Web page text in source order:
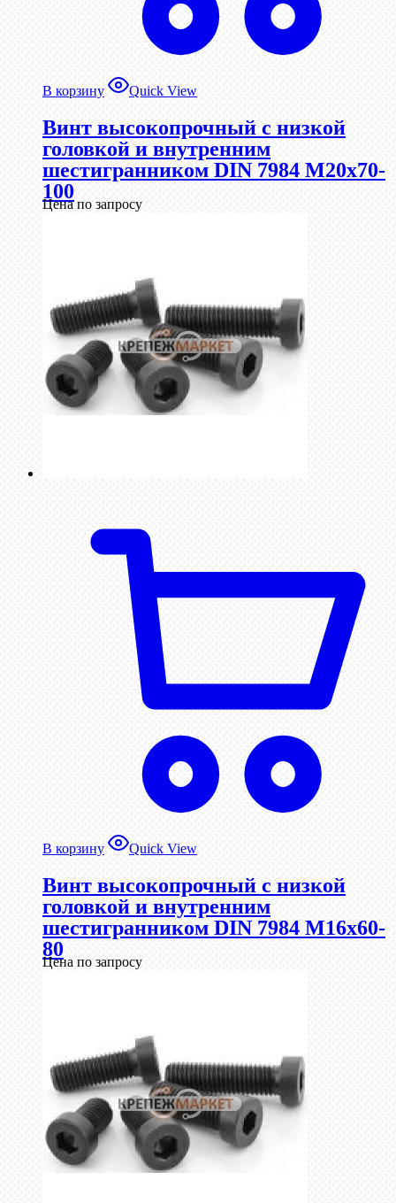
В корзину Quick View
Винт высокопрочный с низкой
головкой и внутренним
шестигранником DIN 7984 М20х70-
100
Цена по запросу
В корзину Quick View
Винт высокопрочный с низкой
головкой и внутренним
шестигранником DIN 7984 М16х60-
80
Цена по запросу